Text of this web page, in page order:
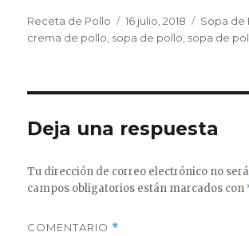
Autor
Receta de Pollo
Publicado
el
16 julio, 2018 Sopa de
crema de pollo sopa de pollo sopa de
Deja una respuesta
Tu dirección de correo electrónico no
campos obligatorios están marcados con
COMENTARIO *